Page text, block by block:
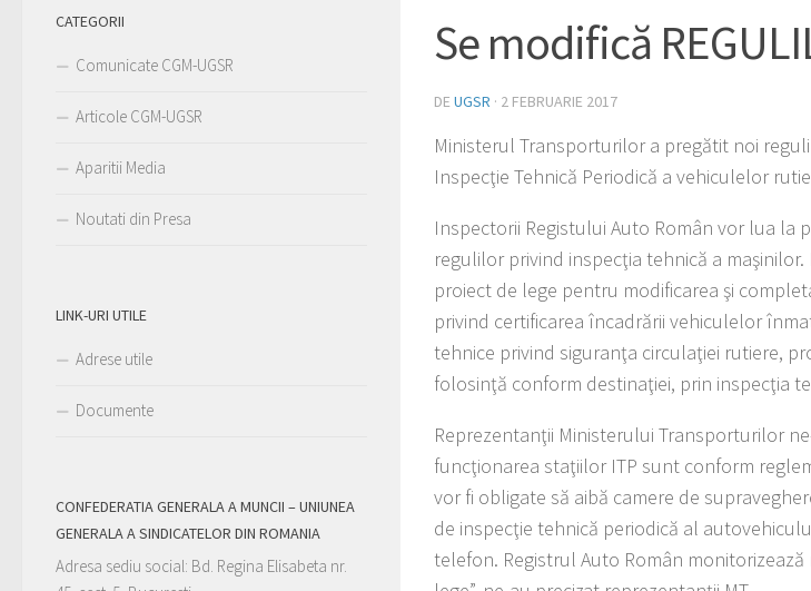
Se modifică
DE UGSR · 2 FEBRUARIE 2017
Ministerul Transporturilor a pregătit noi
Inspecţie Tehnică Periodică a vehiculelor
Inspectorii Registului Auto Român vor lua la
regulilor privind inspecţia tehnică a
proiect de lege pentru modificarea şi
privind certificarea încadrării vehiculelor
tehnice privind siguranţa circulaţiei rutiere,
folosinţă conform destinaţiei, prin inspecţia
Reprezentanţii Ministerului Transporturilor
funcţionarea staţiilor ITP sunt conform
vor fi obligate să aibă camere de
de inspecţie tehnică periodică al
telefon. Registrul Auto Român
CATEGORII
Comunicate CGM-UGSR
Articole CGM-UGSR
Aparitii Media
Noutati din Presa
LINK-URI UTILE
Adrese utile
Documente
CONFEDERATIA GENERALA A MUNCII – UNIUNEA
GENERALA A SINDICATELOR DIN ROMANIA
Adresa sediu social: Bd. Regina Elisabeta nr.